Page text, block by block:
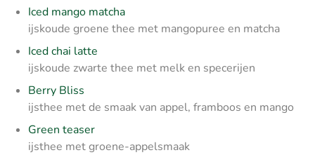
Iced mango matcha
ijskoude groene thee met mangopuree en matcha
Iced chai latte
ijskoude zwarte thee met melk en specerijen
Berry Bliss
ijsthee met de smaak van appel, framboos en mango
Green teaser
ijsthee met groene-appelsmaak